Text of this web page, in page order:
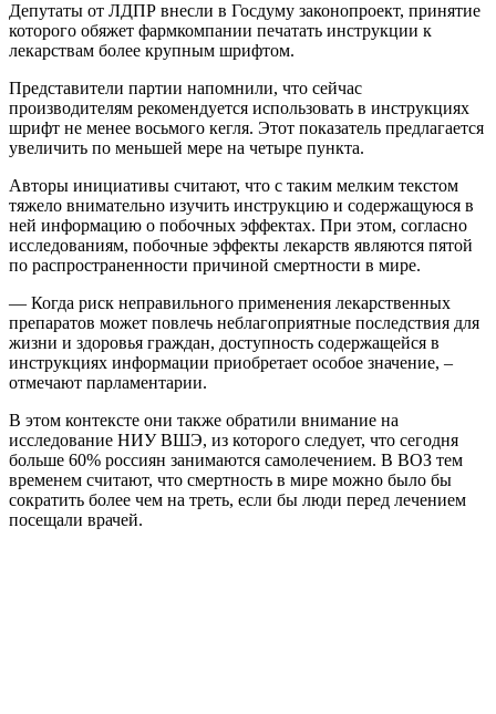
Депутаты от ЛДПР внесли в Госдуму законопроект, принятие
которого обяжет фармкомпании печатать инструкции к
лекарствам более крупным шрифтом.
Представители партии напомнили, что сейчас
производителям рекомендуется использовать в инструкциях
шрифт не менее восьмого кегля. Этот показатель предлагается
увеличить по меньшей мере на четыре пункта.
Авторы инициативы считают, что с таким мелким текстом
тяжело внимательно изучить инструкцию и содержащуюся в
ней информацию о побочных эффектах. При этом, согласно
исследованиям, побочные эффекты лекарств являются пятой
по распространенности причиной смертности в мире.
— Когда риск неправильного применения лекарственных
препаратов может повлечь неблагоприятные последствия для
жизни и здоровья граждан, доступность содержащейся в
инструкциях информации приобретает особое значение, –
отмечают парламентарии.
В этом контексте они также обратили внимание на
исследование НИУ ВШЭ, из которого следует, что сегодня
больше 60% россиян занимаются самолечением. В ВОЗ тем
временем считают, что смертность в мире можно было бы
сократить более чем на треть, если бы люди перед лечением
посещали врачей.